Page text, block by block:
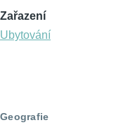
Zařazení
Ubytování
Geografie